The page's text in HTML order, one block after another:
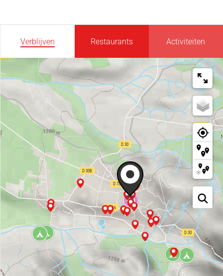
Verblijven Restaurants Activiteiten